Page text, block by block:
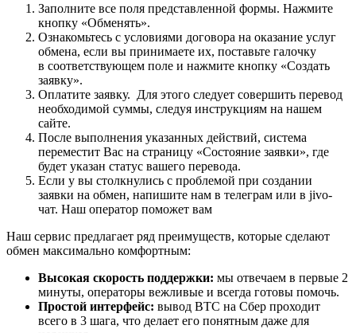
Заполните все поля представленной формы. Нажмите
кнопку «Обменять».
Ознакомьтесь с условиями договора на оказание услуг
обмена, если вы принимаете их, поставьте галочку
в соответствующем поле и нажмите кнопку «Создать
заявку».
Оплатите заявку. Для этого следует совершить перевод
необходимой суммы, следуя инструкциям на нашем
сайте.
После выполнения указанных действий, система
переместит Вас на страницу «Состояние заявки», где
будет указан статус вашего перевода.
Если у вы столкнулись с проблемой при создании
заявки на обмен, напишите нам в телеграм или в jivo-
чат. Наш оператор поможет вам
Наш сервис предлагает ряд преимуществ, которые сделают
обмен максимально комфортным:
Высокая скорость поддержки: мы отвечаем в первые 2
минуты, операторы вежливые и всегда готовы помочь.
Простой интерфейс: вывод BTC на Сбер проходит
всего в 3 шага, что делает его понятным даже для